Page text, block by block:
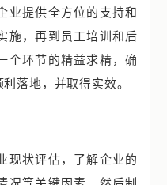
业提供全方位的支持和
施，再到员工培训和后
个环节的精益求精，确
落地，并取得实效。
现状评估，了解企业的